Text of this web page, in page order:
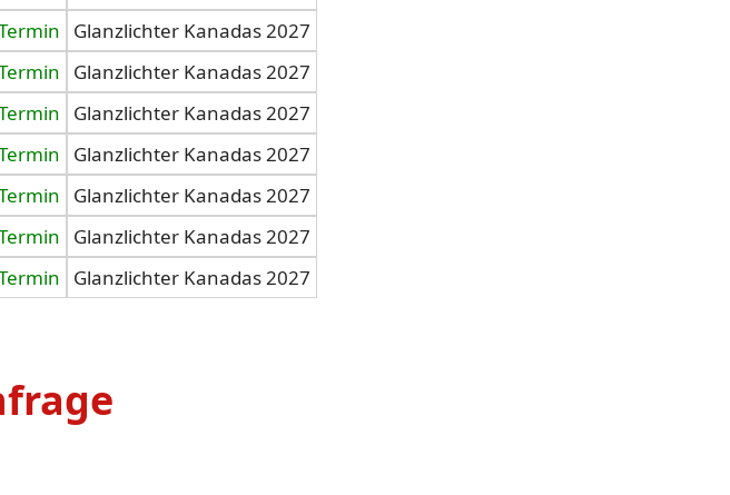
Glanzlichter Kanadas 2027
Glanzlichter Kanadas 2027
Glanzlichter Kanadas 2027
Glanzlichter Kanadas 2027
Glanzlichter Kanadas 2027
Glanzlichter Kanadas 2027
Glanzlichter Kanadas 2027